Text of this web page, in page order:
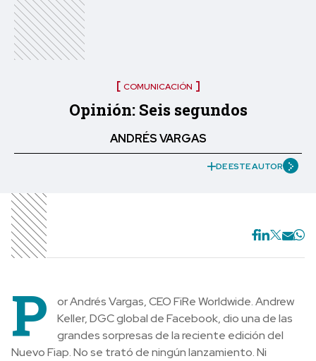
COMUNICACIÓN
Opinión: Seis segundos
ANDRÉS VARGAS
DE ESTE AUTOR
P
or Andrés Vargas, CEO FiRe Worldwide. Andrew
Keller, DGC global de Facebook, dio una de las
grandes sorpresas de la reciente edición del
Nuevo Fiap. No se trató de ningún lanzamiento. Ni